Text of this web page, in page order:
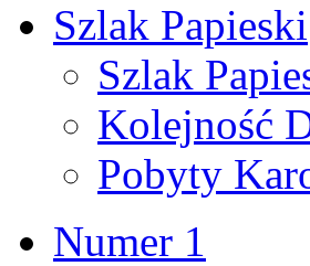
Szlak Papieski
Szlak
Kolejność
Pobyty
Numer 1